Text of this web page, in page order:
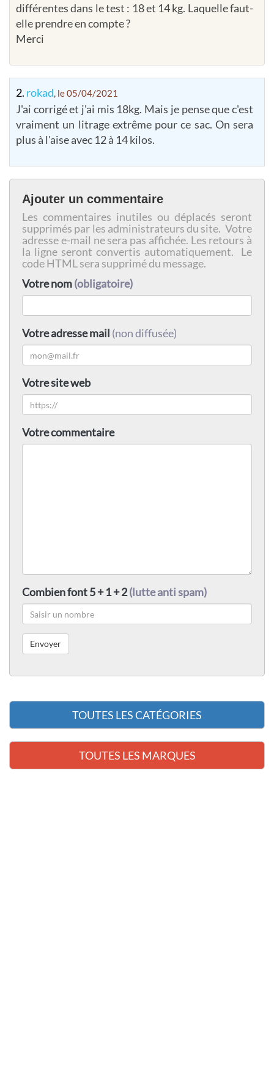
différentes dans le test : 18 et 14 kg. Laquelle faut-
elle prendre en compte ?
Merci
2. rokad, le 05/04/2021
J'ai corrigé et j'ai mis 18kg. Mais je pense que c'est
vraiment un litrage extrême pour ce sac. On sera
plus à l'aise avec 12 à 14 kilos.
Ajouter un commentaire
Les commentaires inutiles ou déplacés seront
supprimés par les administrateurs du site. Votre
adresse e-mail ne sera pas affichée. Les retours à
la ligne seront convertis automatiquement. Le
code HTML sera supprimé du message.
Votre nom(obligatoire)
Votre adresse mail (non diffusée)
Votre site web
Votre commentaire
Combien font 5 + 1 + 2(lutte anti spam)
TOUTES LES CATÉGORIES
TOUTES LES MARQUES